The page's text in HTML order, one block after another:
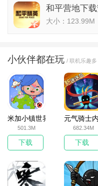
和平营地下
大小：123.99M
小伙伴都在玩 / 联机乐趣多
米加小镇世界2025官方版
501.3M
下载
元气骑士
682.34M
下载